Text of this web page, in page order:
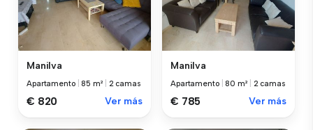
Manilva
Apartamento |85 m² 2 camas
€ 820 Ver más
Manilva
Apartamento |80 m² 2 camas
€ 785 Ver más